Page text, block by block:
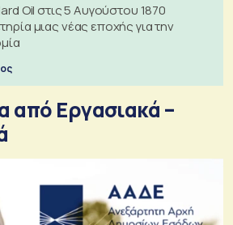
Oil στις 5 Αυγούστου 1870
μιας νέας εποχής για την
από Εργασιακά –